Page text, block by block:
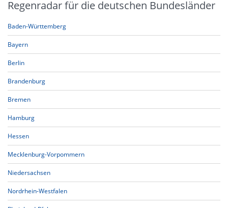
Regenradar für die deutschen Bundesländer
Baden-Württemberg
Bayern
Berlin
Brandenburg
Bremen
Hamburg
Hessen
Mecklenburg-Vorpommern
Niedersachsen
Nordrhein-Westfalen